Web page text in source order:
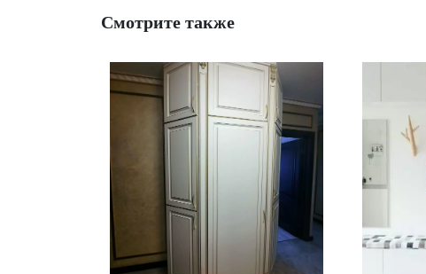
Смотрите также